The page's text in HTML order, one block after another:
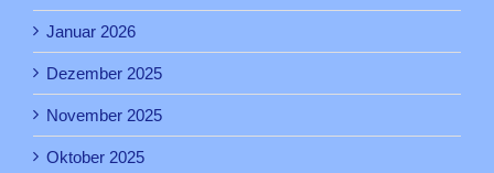
Januar 2026
Dezember 2025
November 2025
Oktober 2025